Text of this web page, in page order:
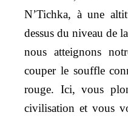
N’Tichka, à une
dessus du niveau de
nous atteignons
couper le souffle
rouge. Ici, vous
civilisation et vous